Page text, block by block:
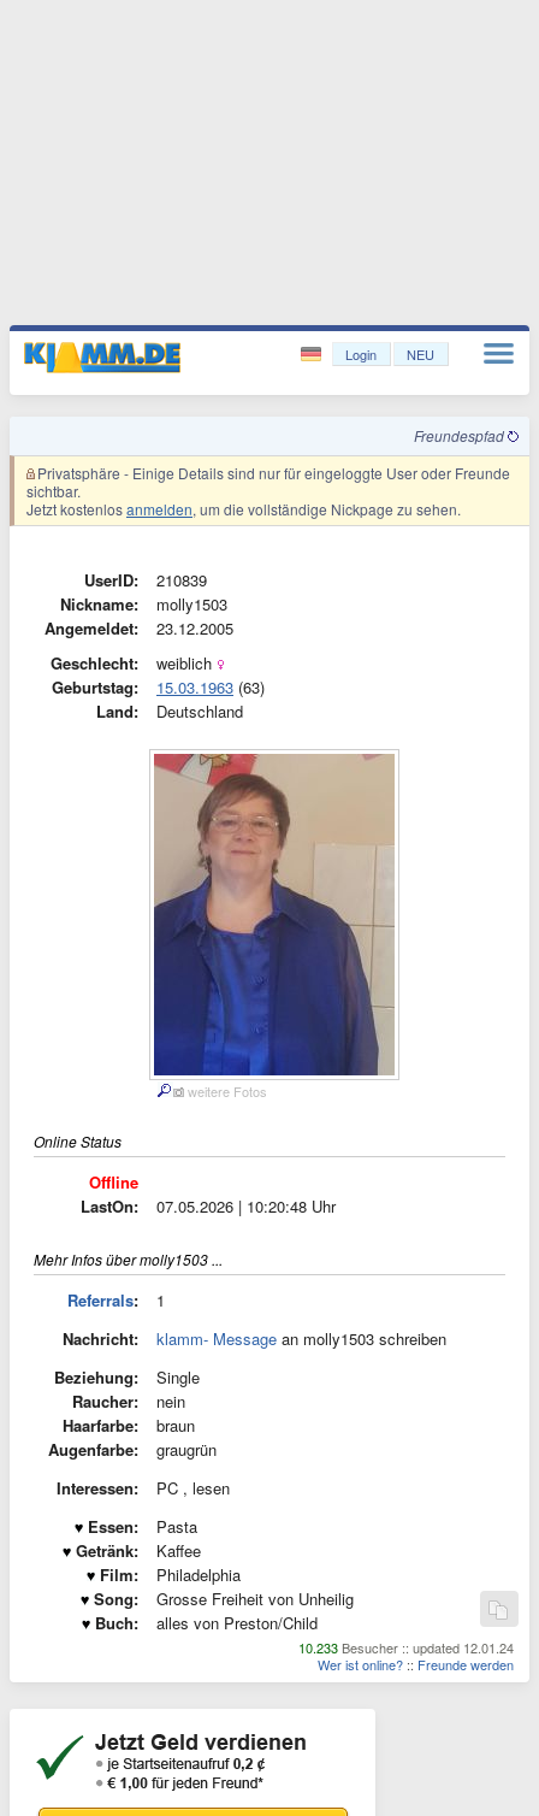
Login NEU
Freundespfad
Privatsphäre - Einige Details sind nur für eingeloggte User oder Freunde
sichtbar.
Jetzt kostenlosanmelden, um die vollständige Nickpage zu sehen.
UserID:
210839
Nickname:
molly1503
Angemeldet:
23.12.2005
Geschlecht:
weiblich
Geburtstag:
15.03.1963 (63)
Land:
Deutschland
weitere Fotos
Online Status
Offline
LastOn:
07.05.2026 | 10:20:48 Uhr
Mehr Infos über molly1503 ...
Referrals:
1
Nachricht:
klamm- Message an molly1503 schreiben
Beziehung:
Single
Raucher:
nein
Haarfarbe:
braun
Augenfarbe:
graugrün
Interessen:
PC , lesen
Essen:
Pasta
Getränk:
Kaffee
Film:
Philadelphia
Song:
Grosse Freiheit von Unheilig
Buch:
alles von Preston/Child
10.233 Besucher :: updated 12.01.24
Wer ist online? :: Freunde werden